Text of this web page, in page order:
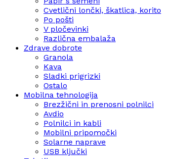
Cvetlični lončki, škatlica, korito
Po pošti
V pločevinki
Različna embalaža
Zdrave dobrote
Granola
Kava
Sladki prigrizki
Ostalo
Mobilna tehnologija
Brezžični in prenosni polnilci
Avdio
Polnilci in kabli
Mobilni pripomočki
Solarne naprave
USB ključki